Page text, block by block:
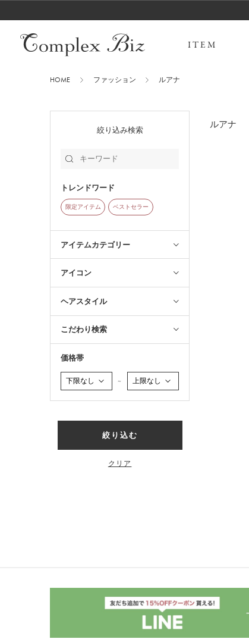
ITEM
HOME ファッション ルアナ
絞り込み検索
トレンドワード
限定アイテム ベストセラー
アイテムカテゴリー
アイコン
ヘアスタイル
こだわり検索
価格帯
～
絞り込む
クリア
ルアナ